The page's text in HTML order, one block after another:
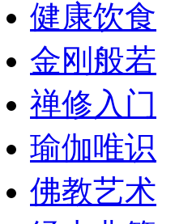
健康饮食
金刚般若
禅修入门
瑜伽唯识
佛教艺术